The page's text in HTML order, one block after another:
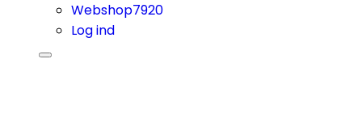
Webshop7920
Log ind